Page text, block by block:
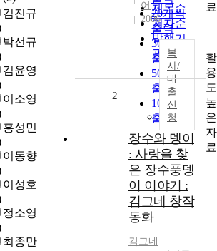
김진규
박선규
김윤영
이소영
홍성민
이동향
이성호
정소영
최종만
제목순
저자순
발행기
관순
20개씩
출력
30개씩
출력
50개씩
출력
100개씩
출력
어
2006
복
사/
대
출
신
청
2
장수와 뎅이
: 사랑을 찾
은 장수풍뎅
이 이야기 :
김그네 창작
동화
김그네
료
활
용
도
높
은
자
료